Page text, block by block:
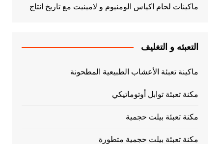
ماكينات لحام اكياس الومنيوم و لامينيت مع تاريخ انتاج
التعبئه و التغليف
ماكينة تعبئة الأعشاب الطبيعية المطحونة
مكنة تعبئة توابل أوتوماتيكي
مكنة تعبئة بيلت حجمية
مكنة تعبئة بيلت حجمية متطورة